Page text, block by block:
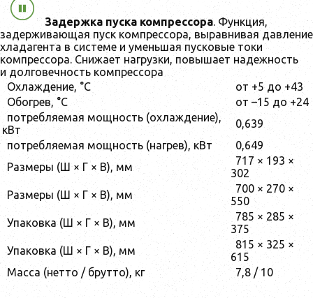
Задержка пуска компрессора . Функция,
задерживающая пуск компрессора, выравнивая давление
хладагента в системе и уменьшая пусковые токи
компрессора. Снижает нагрузки, повышает надежность
и долговечность компрессора
Охлаждение, °С
от +5 до +43
Обогрев, °С
от –15 до +24
потребляемая мощность (охлаждение),
кВт
0,639
потребляемая мощность (нагрев), кВт
0,649
Размеры (Ш × Г × В), мм
717 × 193 ×
302
Размеры (Ш × Г × В), мм
700 × 270 ×
550
Упаковка (Ш × Г × В), мм
785 × 285 ×
375
Упаковка (Ш × Г × В), мм
815 × 325 ×
615
Масса (нетто / брутто), кг
7,8 / 10